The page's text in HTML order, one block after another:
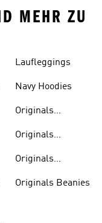
MEHR ZU
Laufleggings
Navy Hoodies
Originals
Originals
Originals
Oberteile
Originals Beanies